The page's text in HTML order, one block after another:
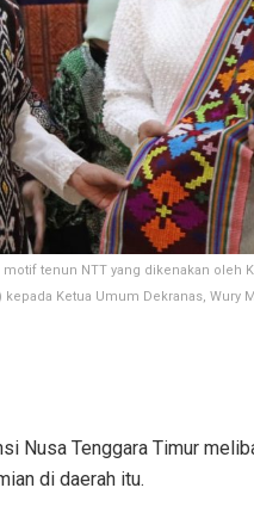
tenun NTT yang dikenakan oleh
kepada Ketua Umum Dekranas, Wury
Nusa Tenggara Timur
di daerah itu.